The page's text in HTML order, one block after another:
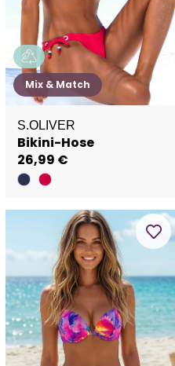
Mix & Match
S.OLIVER
Bikini-Hose
26,99 €